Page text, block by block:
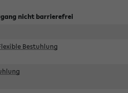
nicht barrierefrei
Bestuhlung